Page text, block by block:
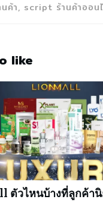
ค้า, script ร้านค้าออน
like
ตัวไหนบ้างที่ลูกค้า